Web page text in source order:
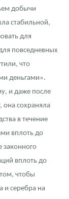
добычи
стабильной,
для
повседневных
что
деньгами».
и даже после
она сохраняла
в течение
вплоть до
законного
вплоть до
чтобы
и серебра на